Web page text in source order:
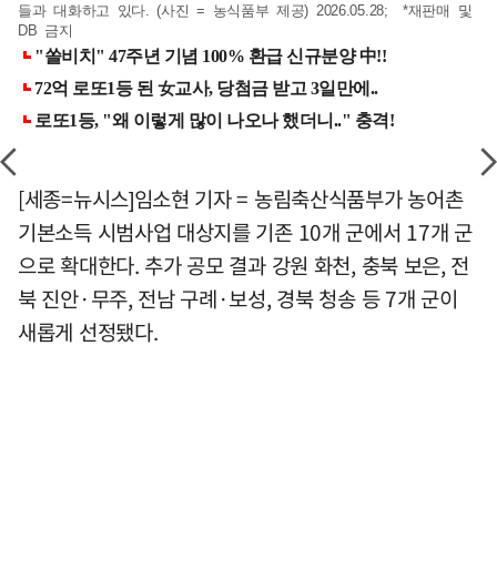
들과 대화하고 있다. (사진 = 농식품부 제공) 2026.05.28; *재판매 및
DB 금지
[세종=뉴시스]임소현 기자 = 농림축산식품부가 농어촌
기본소득 시범사업 대상지를 기존 10개 군에서 17개 군
으로 확대한다. 추가 공모 결과 강원 화천, 충북 보은, 전
북 진안·무주, 전남 구례·보성, 경북 청송 등 7개 군이
새롭게 선정됐다.